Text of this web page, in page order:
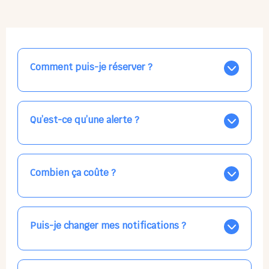
Comment puis-je réserver ?
Nos places libres au quotidien sont affichées jour par
jour dans le calendrier ci-dessus, EN BLEU. Tapez sur
celle qui vous intéresse, choisissez vos horaires, et la
confirmation est immédiate ! Vos accueils
Qu’est-ce qu’une alerte ?
Vous avez besoin d'une solution d'accueil pour une
date précise, ou pour un jour régulier dans la semaine,
mais les places disponibles EN BLEU ne correspondent
pas ? Créez une alerte ponctuelle ou récurrente, ainsi
Combien ça coûte ?
Votre accueil est normalement facturé par la direction
de la crèche, en fin de mois, selon votre taux horaire
habituel. N'hésitez pas à confirmer directement avec
l'équipe lors de la prochaine visite !
Puis-je changer mes notifications ?
Dans votre profil (bouton bleu en haut à droite), vous
pouvez choisir de recevoir les alertes et confirmations